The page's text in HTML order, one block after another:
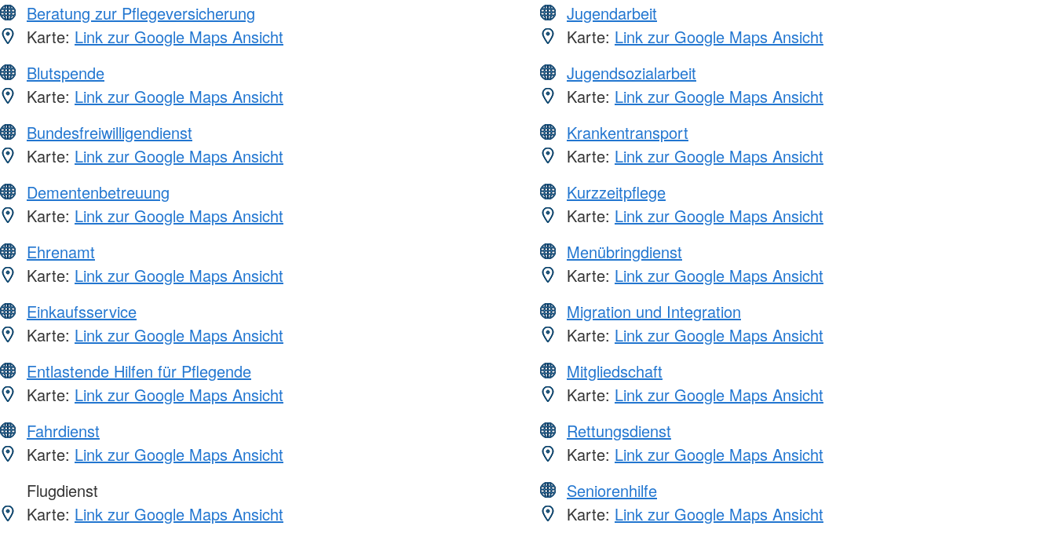
Beratung zur Pflegeversicherung
Karte: Link zur Google Maps Ansicht
Blutspende
Karte: Link zur Google Maps Ansicht
Bundesfreiwilligendienst
Karte: Link zur Google Maps Ansicht
Dementenbetreuung
Karte: Link zur Google Maps Ansicht
Ehrenamt
Karte: Link zur Google Maps Ansicht
Einkaufsservice
Karte: Link zur Google Maps Ansicht
Entlastende Hilfen für Pflegende
Karte: Link zur Google Maps Ansicht
Fahrdienst
Karte: Link zur Google Maps Ansicht
Flugdienst
Karte: Link zur Google Maps Ansicht
Jugendarbeit
Karte: Link zur Google Maps Ansicht
Jugendsozialarbeit
Karte: Link zur Google Maps Ansicht
Krankentransport
Karte: Link zur Google Maps Ansicht
Kurzzeitpflege
Karte: Link zur Google Maps Ansicht
Menübringdienst
Karte: Link zur Google Maps Ansicht
Migration und Integration
Karte: Link zur Google Maps Ansicht
Mitgliedschaft
Karte: Link zur Google Maps Ansicht
Rettungsdienst
Karte: Link zur Google Maps Ansicht
Seniorenhilfe
Karte: Link zur Google Maps Ansicht